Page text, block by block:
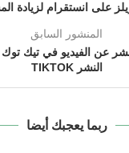
على انستقرام لزيادة
المنشور السابق
عن الفيديو في تيك
النشر TIKTOK
ربما يعجبك أيضا